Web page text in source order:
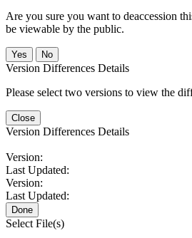
Are you sure you want to deaccession
be viewable by the public.
No
Version Differences Details
Please select two versions to view the
Close
Version Differences Details
Version:
Last Updated:
Version:
Last Updated:
Done
Select File(s)